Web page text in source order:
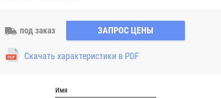
обозначением 2RS 2RS1 2RSH 2RSR имеют с обеих сторон
контактные уплотнения из бутадиен-нитрильного каучука
(NBR) и пригодны для средних частот вращения. Также
поставляются подшипники с бесконтактными
под заказ ЗАПРОС ЦЕНЫ
Скачать характеристики в PDF
Имя